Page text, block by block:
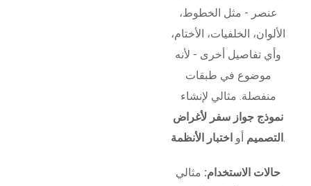
عنصر - مثل الخطوط،
الألوان، الخلفيات، الأختام،
وأي تفاصيل أخرى - لأنه
موضوع في طبقات
منفصلة. مثالي لإنشاء
نموذج جواز سفر لأغراض
التصميم أو اختبار الأنظمة .
حالات الاستخدام: مثالي